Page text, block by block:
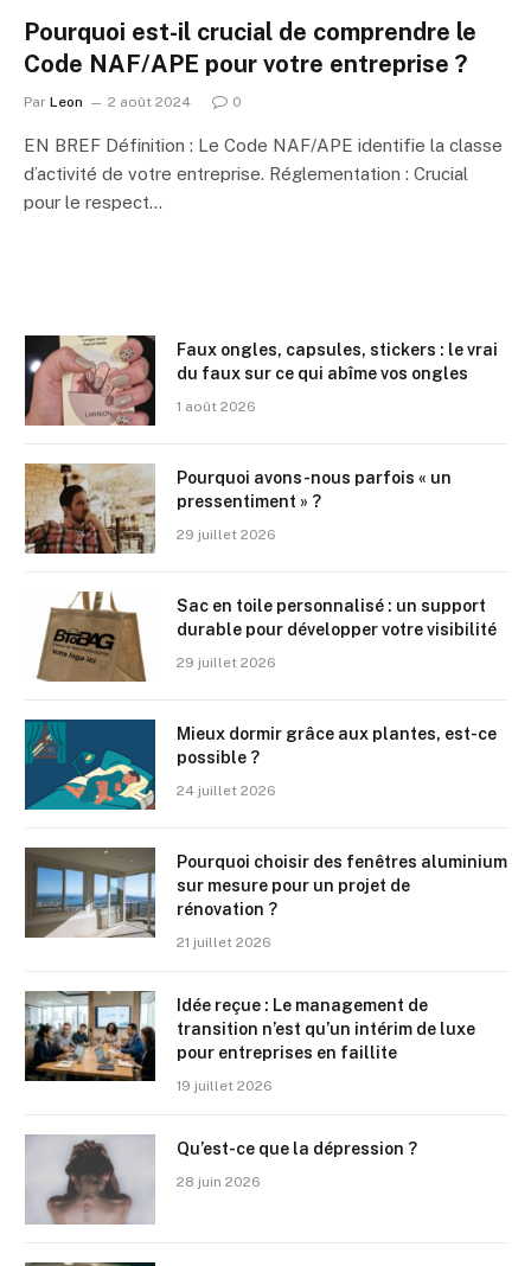
Pourquoi est-il crucial de comprendre le
Code NAF/APE pour votre entreprise ?
Par Leon 2 août 2024 0
EN BREF Définition : Le Code NAF/APE identifie la classe
d’activité de votre entreprise. Réglementation : Crucial
pour le respect…
Faux ongles, capsules, stickers : le vrai
du faux sur ce qui abîme vos ongles
1 août 2026
Pourquoi avons-nous parfois « un
pressentiment » ?
29 juillet 2026
Sac en toile personnalisé : un support
durable pour développer votre visibilité
29 juillet 2026
Mieux dormir grâce aux plantes, est-ce
possible ?
24 juillet 2026
Pourquoi choisir des fenêtres aluminium
sur mesure pour un projet de
rénovation ?
21 juillet 2026
Idée reçue : Le management de
transition n’est qu’un intérim de luxe
pour entreprises en faillite
19 juillet 2026
Qu’est-ce que la dépression ?
28 juin 2026